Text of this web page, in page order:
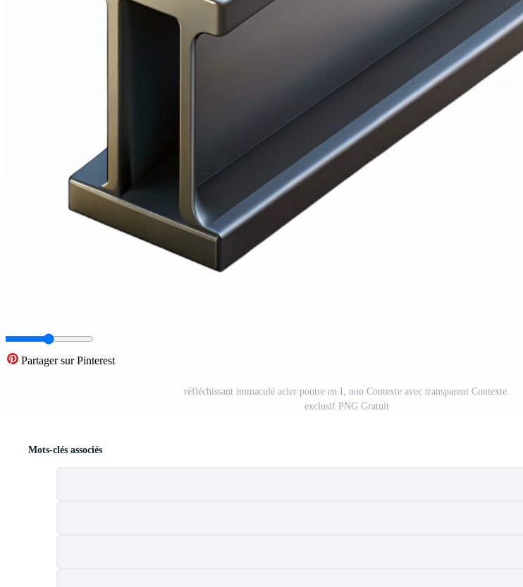
Partager sur Pinterest
réfléchissant immaculé acier poutre en I, non Contexte avec transparent Contexte.
exclusif PNG Gratuit
Mots-clés associés